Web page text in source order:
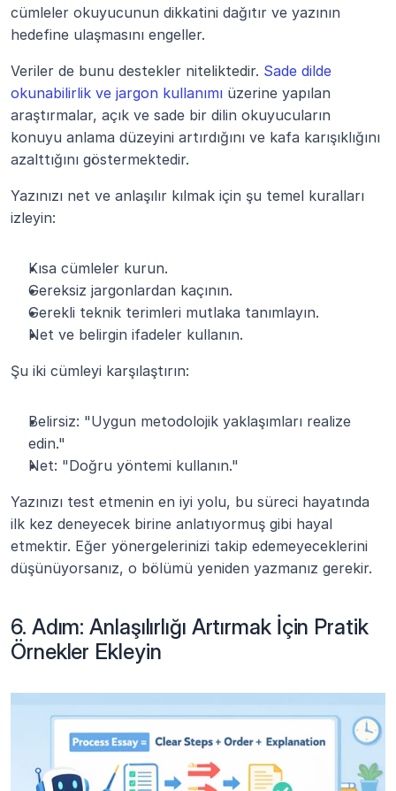
cümleler okuyucunun dikkatini dağıtır ve yazının
hedefine ulaşmasını engeller.
Veriler de bunu destekler niteliktedir. Sade dilde
okunabilirlik ve jargon kullanımı üzerine yapılan
araştırmalar, açık ve sade bir dilin okuyucuların
konuyu anlama düzeyini artırdığını ve kafa karışıklığını
azalttığını göstermektedir.
Yazınızı net ve anlaşılır kılmak için şu temel kuralları
izleyin:
Kısa cümleler kurun.
Gereksiz jargonlardan kaçının.
Gerekli teknik terimleri mutlaka tanımlayın.
Net ve belirgin ifadeler kullanın.
Şu iki cümleyi karşılaştırın:
Belirsiz: "Uygun metodolojik yaklaşımları realize
edin."
Net: "Doğru yöntemi kullanın."
Yazınızı test etmenin en iyi yolu, bu süreci hayatında
ilk kez deneyecek birine anlatıyormuş gibi hayal
etmektir. Eğer yönergelerinizi takip edemeyeceklerini
düşünüyorsanız, o bölümü yeniden yazmanız gerekir.
6. Adım: Anlaşılırlığı Artırmak İçin Pratik
Örnekler Ekleyin